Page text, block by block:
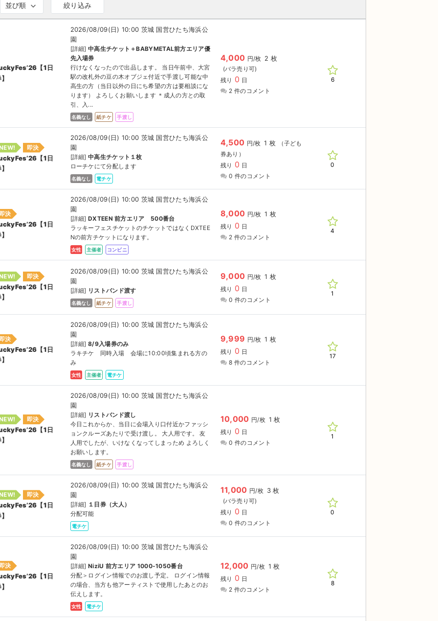
並び順 絞り込み
【1日
2026/08/09(日) 10:00 茨城 国営ひたち海浜公
園
[詳細]中高生チケット＋BABYMETAL前方エリア優
先入場券
行けなくなったので出品します。 当日午前中、大宮
駅の改札外の豆の木オブジェ付近で手渡し可能な中
高生の方（当日以外の日にち希望の方は要相談にな
ります） よろしくお願いします ＊成人の方との取
引、入...
名義なし 紙チケ 手渡し
4,000 円/枚 2 枚
残り 0 日
2 件のコメント
6
即決
【1日
2026/08/09(日) 10:00 茨城 国営ひたち海浜公
園
[詳細]中高生チケット１枚
ローチケにて分配します
名義なし 電チケ
4,500 円/枚 1 枚
（子ども
券あり）
残り 0 日
0 件のコメント
0
決
【1日
2026/08/09(日) 10:00 茨城 国営ひたち海浜公
園
[詳細]DXTEEN 前方エリア 500番台
ラッキーフェスチケットのチケットではなくDXTEE
Nの前方チケットになります。
女性 主催者 コンビニ
8,000 円/枚 1 枚
残り 0 日
2 件のコメント
4
即決
【1日
2026/08/09(日) 10:00 茨城 国営ひたち海浜公
園
[詳細] リストバンド渡す
名義なし 紙チケ 手渡し
9,000 円/枚 1 枚
残り 0 日
0 件のコメント
1
決
【1日
2026/08/09(日) 10:00 茨城 国営ひたち海浜公
園
[詳細]8/9入場券のみ
ラキチケ 同時入場 会場に10:00頃集まれる方の
み
女性 主催者 電チケ
9,999 円/枚 1 枚
残り 0 日
8 件のコメント
17
即決
【1日
2026/08/09(日) 10:00 茨城 国営ひたち海浜公
園
[詳細] リストバンド渡し
今日これからか、当日に会場入り口付近かファッシ
ョンクルーズあたりで受け渡し。 大人用です。 友
人用でしたが、いけなくなってしまっため よろしく
お願いします。
名義なし 紙チケ 手渡し
10,000 円/枚 1 枚
残り 0 日
0 件のコメント
1
即決
【1日
2026/08/09(日) 10:00 茨城 国営ひたち海浜公
園
[詳細] １日券（大人）
分配可能
電チケ
11,000 円/枚 3 枚
残り 0 日
0 件のコメント
0
決
【1日
2026/08/09(日) 10:00 茨城 国営ひたち海浜公
園
[詳細]NiziU 前方エリア 1000-1050番台
分配＞ログイン情報でのお渡し予定。 ログイン情報
の場合、当方も他アーティストで使用したあとのお
伝えします。
女性 電チケ
12,000 円/枚 1 枚
残り 0 日
2 件のコメント
8